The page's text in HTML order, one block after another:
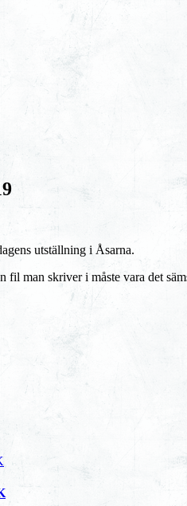
utställning i Åsarna.
man skriver i måste vara det